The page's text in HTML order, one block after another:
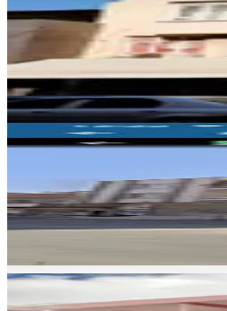
Seyhan,
17.000.000
Adana
Seyhan,
Stüdyo·
MANZARALI
Tek